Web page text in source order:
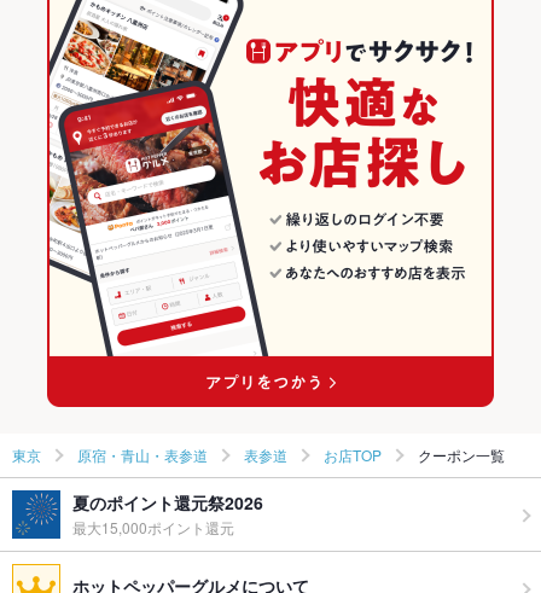
明治神宮前駅 × 洋・和洋・各国料理・その他
カフェ・スイーツ
カフェ
原宿・青山・表参道 × カフェ・スイーツ
原宿・青山・表参道 × カフェ
明治神宮前駅 × カフェ・スイーツ
明治神宮前駅 × カフェ
表参道 × カフェ
東京 × 居酒屋
東京 × 洋・和洋・各国料理・その他
東京 × カフェ・スイーツ
東京 × カフェ
東京の居酒屋ランキング
原宿・青山・表参道のグルメランキング
原宿・青山・表参道の居酒屋ランキング
表参道のグルメランキング
表参道の居酒屋ランキング
東京 原宿・青山・表参道 表参道 お店TOP クーポン一覧
夏のポイント還元祭2026
最大15,000ポイント還元
ホットペッパーグルメについて